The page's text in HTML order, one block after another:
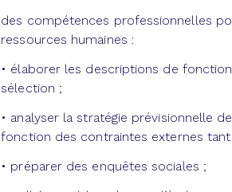
des compétences professionnelles
ressources humaines :
• élaborer les descriptions de
sélection ;
• analyser la stratégie prévisionnelle
fonction des contraintes externes tant
• préparer des enquêtes sociales ;